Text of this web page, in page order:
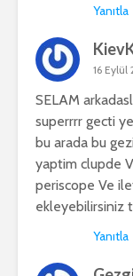
Yanıtla
16 Eylül
SELAM
superrrr gecti
bu arada bu
yaptim clupde
periscope Ve
ekleyebilirsiniz
Yanıtla